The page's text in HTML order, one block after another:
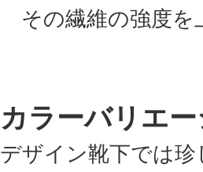
その繊維の強度を
カラーバリエ
デザイン靴下では